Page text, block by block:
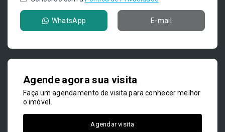
WhatsApp E-mail
Agende agora sua visita
Faça um agendamento de visita para conhecer melhor
o imóvel.
Agendar visita